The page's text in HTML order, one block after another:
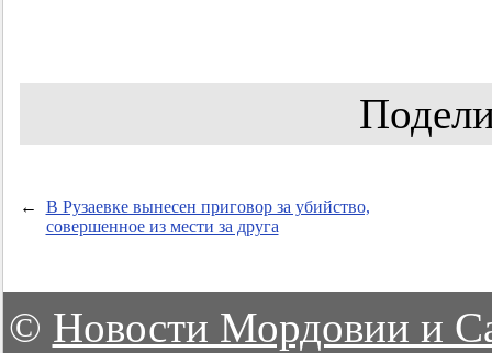
←
В Рузаевке вынесен приговор за убийство,
совершенное из мести за друга
© Новости Мордовии и